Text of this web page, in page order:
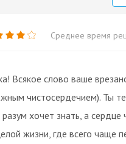
Среднее время
Всякое слово ваше
чистосердечием). Ты
хочет знать, а
жизни, где всего чаще